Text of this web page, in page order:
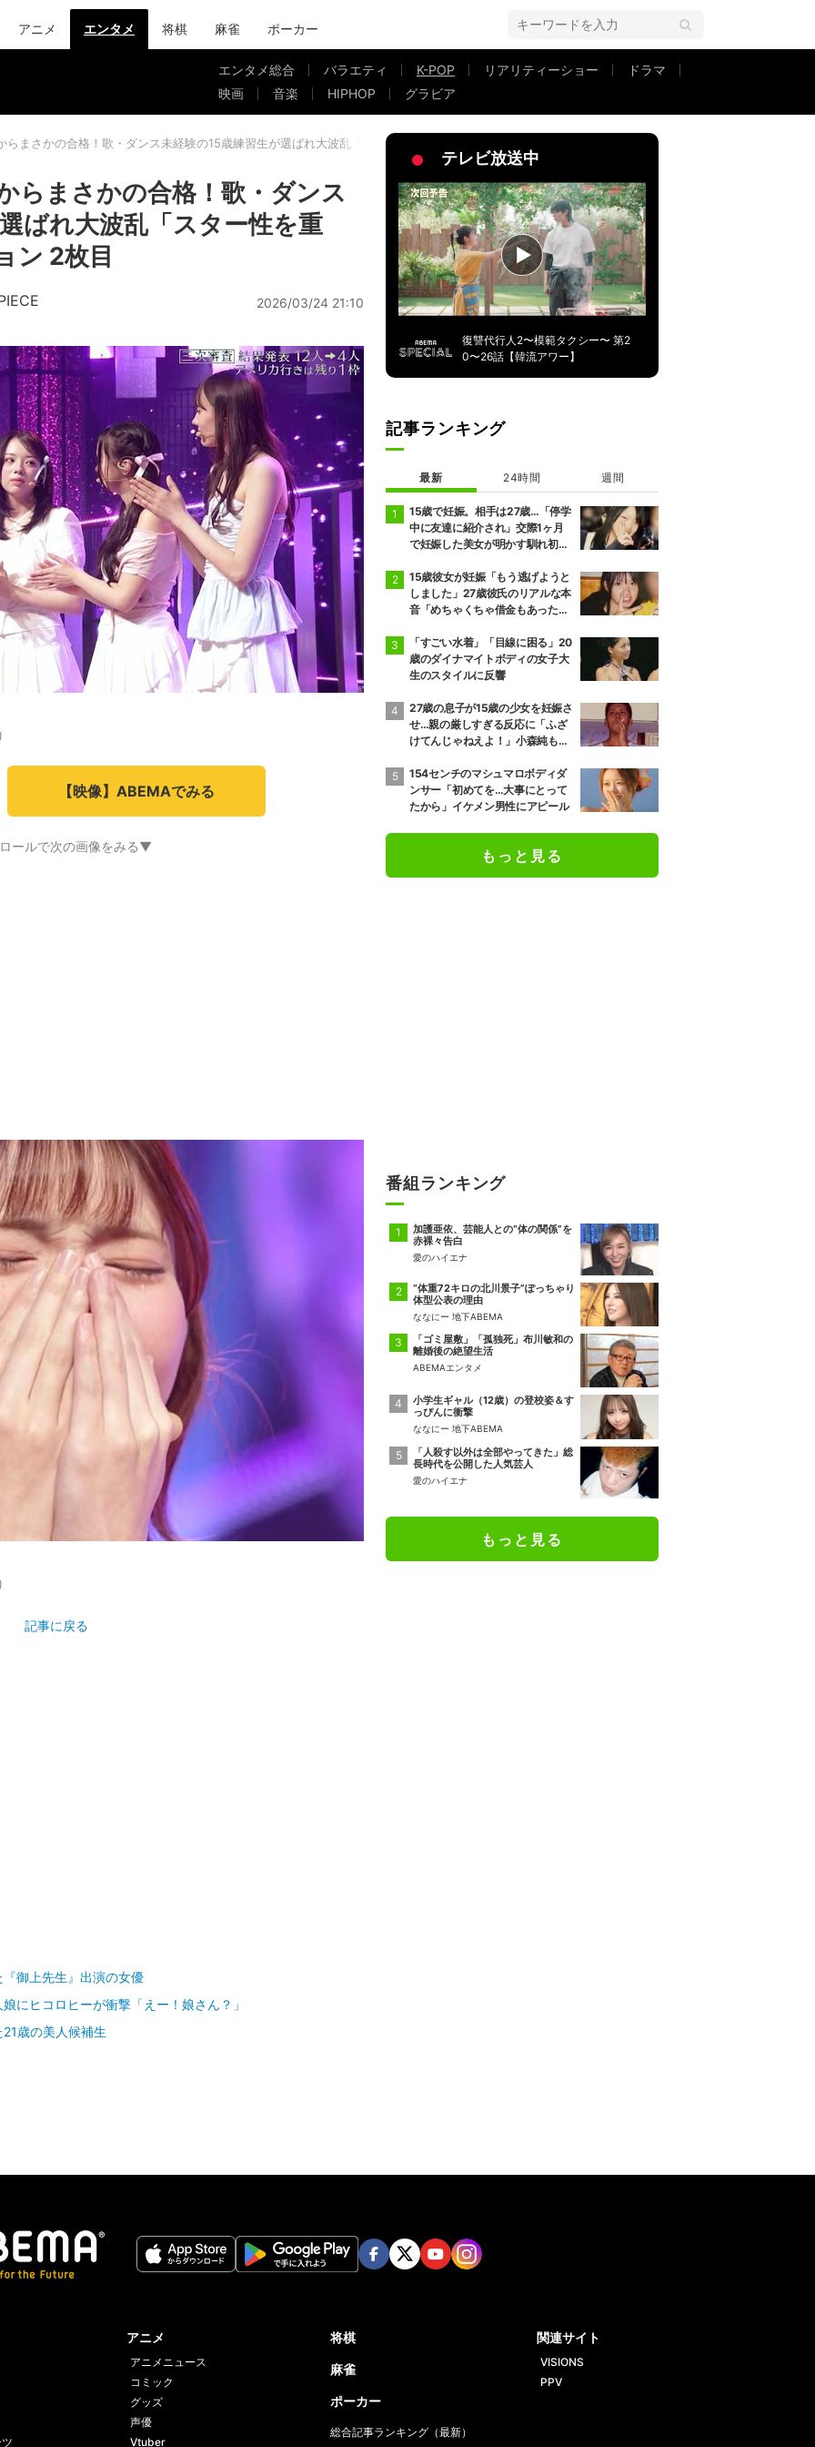
アニメ エンタメ 将棋 麻雀 ポーカー
エンタメ総合 バラエティ K-POP リアリティーショー
ドラマ
映画
音楽 HIPHOP グラビア
らまさかの合格！歌・ダンス未経験の15歳練習生が選ばれ大波乱「スター性を重視」HYBEオーディション
らまさかの合格！歌・ダンス
ばれ大波乱「スター性を重
ン 2枚目
2026/03/24 21:10
【映像】ABEMAでみる
ールで次の画像をみる▼
記事に戻る
御上先生』出演の女優
にヒコロヒーが衝撃「えー！娘さん？」
歳の美人候補生
テレビ放送中
復讐代行人2〜模範タクシー〜 第2
0〜26話【韓流アワー】
記事ランキング
最新 24時間 週間
15歳で妊娠。相手は27歳…「停学
中に友達に紹介され」交際1ヶ月
で妊娠した美女が明かす馴れ初め
絶句
15歳彼女が妊娠「もう逃げようと
しました」27歳彼氏のリアルな本
音「めちゃくちゃ借金もあったの
「すごい水着」「目線に困る」20
歳のダイナマイトボディの女子大
生のスタイルに反響
27歳の息子が15歳の少女を妊娠さ
せ…親の厳しすぎる反応に「ふざ
けてんじゃねえよ！」小森純も怒
154センチのマシュマロボディダ
ンサー「初めてを…大事にとって
たから」イケメン男性にアピール
もっと見る
番組ランキング
加護亜依、芸能人との“体の関係”を
赤裸々告白
愛のハイエナ
“体重72キロの北川景子”ぽっちゃり
体型公表の理由
ななにー 地下ABEMA
「ゴミ屋敷」「孤独死」布川敏和の
離婚後の絶望生活
ABEMAエンタメ
小学生ギャル（12歳）の登校姿＆す
っぴんに衝撃
ななにー 地下ABEMA
「人殺す以外は全部やってきた」総
長時代を公開した人気芸人
愛のハイエナ
もっと見る
アニメ
アニメニュース
コミック
グッズ
声優
Vtuber
将棋
麻雀
ポーカー
総合記事ランキング（最新）
関連サイト
VISIONS
PPV